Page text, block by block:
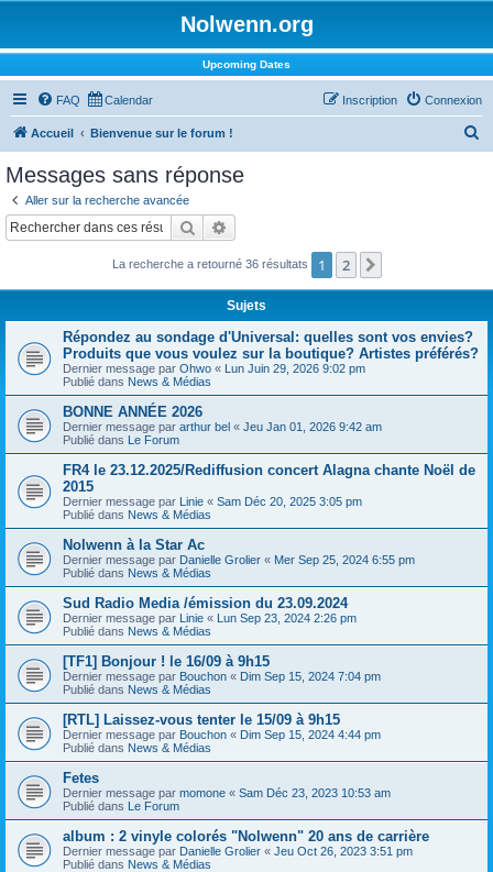
Nolwenn.org
Upcoming Dates
FAQ Calendar Connexion
Inscription
Accueil Bienvenue sur le forum !
c
Messages sans réponse
Aller sur la recherche avancée
Rechercher
La recherche a retourné 36 résultats 1 2
Sujets
Répondez au sondage d'Universal: quelles sont vos envies?
Produits que vous voulez sur la boutique? Artistes préférés?
Dernier message par Ohwo « Lun Juin 29, 2026 9:02 pm
Publié dans News & Médias
BONNE ANNÉE 2026
Dernier message par arthur bel « Jeu Jan 01, 2026 9:42 am
Publié dans Le Forum
FR4 le 23.12.2025/Rediffusion concert Alagna chante Noël de
2015
Dernier message par Linie « Sam Déc 20, 2025 3:05 pm
Publié dans News & Médias
Nolwenn à la Star Ac
Dernier message par Danielle Grolier « Mer Sep 25, 2024 6:55 pm
Publié dans News & Médias
Sud Radio Media /émission du 23.09.2024
Dernier message par Linie « Lun Sep 23, 2024 2:26 pm
Publié dans News & Médias
[TF1] Bonjour ! le 16/09 à 9h15
Dernier message par Bouchon « Dim Sep 15, 2024 7:04 pm
Publié dans News & Médias
[RTL] Laissez-vous tenter le 15/09 à 9h15
Dernier message par Bouchon « Dim Sep 15, 2024 4:44 pm
Publié dans News & Médias
Fetes
Dernier message par momone « Sam Déc 23, 2023 10:53 am
Publié dans Le Forum
album : 2 vinyle colorés "Nolwenn" 20 ans de carrière
Dernier message par Danielle Grolier « Jeu Oct 26, 2023 3:51 pm
Publié dans News & Médias